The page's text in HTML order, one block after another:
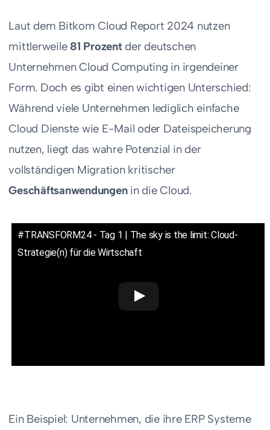
Laut dem Bitkom Cloud Report 2024 nutzen
mittlerweile 81 Prozentder deutschen
Unternehmen Cloud Computing in irgendeiner
Form. Doch es gibt einen wichtigen Unterschied:
Während viele Unternehmen lediglich einfache
Cloud Dienste wie E-Mail oder Dateispeicherung
nutzen, liegt das wahre Potenzial in der
vollständigen Migration kritischer
Geschäftsanwendungenin die Cloud.
#TRANSFORM24 - Tag 1 | The sky is the limit: Cloud-
Strategie(n) für die Wirtschaft
Ein Beispiel: Unternehmen, die ihre ERP Systeme